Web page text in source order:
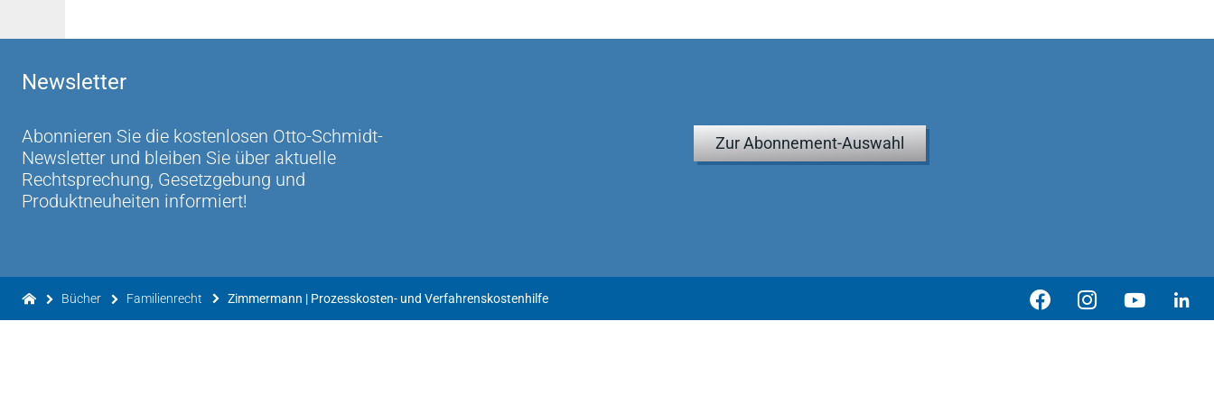
geht es nicht."
(RA/FA FamR Jörg Kleinwegener, FuR 2021, 306)
„... Das übersichtlich und gut strukturierte Handbuch bietet dem Praktiker effiziente und zeitsparende
Lösungen der häufig komplizierten Probleme des Rechts der Prozess- und Verfahrenskostenhilfe."
(Vors. Richter am LG a.D. Heinz Hansens, AGS 5/21, III f.)
Justizpraktiker für die gerichtliche Praxis geschriebenes, empfehlenswertes Praktikerwerk handelt."
(Richter am KG Dr. Martin Menne, RpflStud 2021, 146)
Newsletter
Abonnieren Sie die kostenlosen Otto-Schmidt-
Newsletter und bleiben Sie über aktuelle
Rechtsprechung, Gesetzgebung und
Produktneuheiten informiert!
Zur Abonnement-Auswahl
Bücher Familienrecht Zimmermann | Prozesskosten- und Verfahrenskostenhilfe